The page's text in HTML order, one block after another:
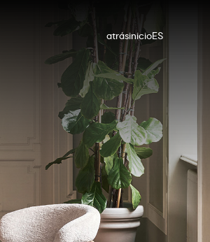
atrásinicioES